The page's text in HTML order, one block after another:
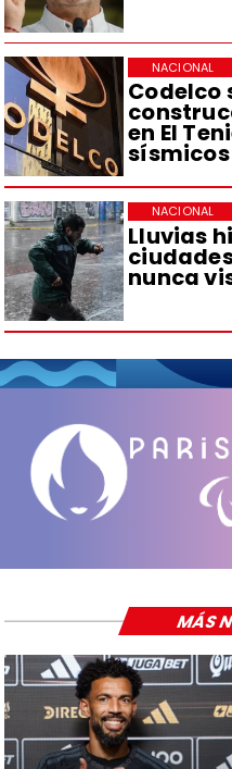
Codelco
en El
sísmicos
NACIONAL
Lluvias
nunca
NACIONAL
MÁS